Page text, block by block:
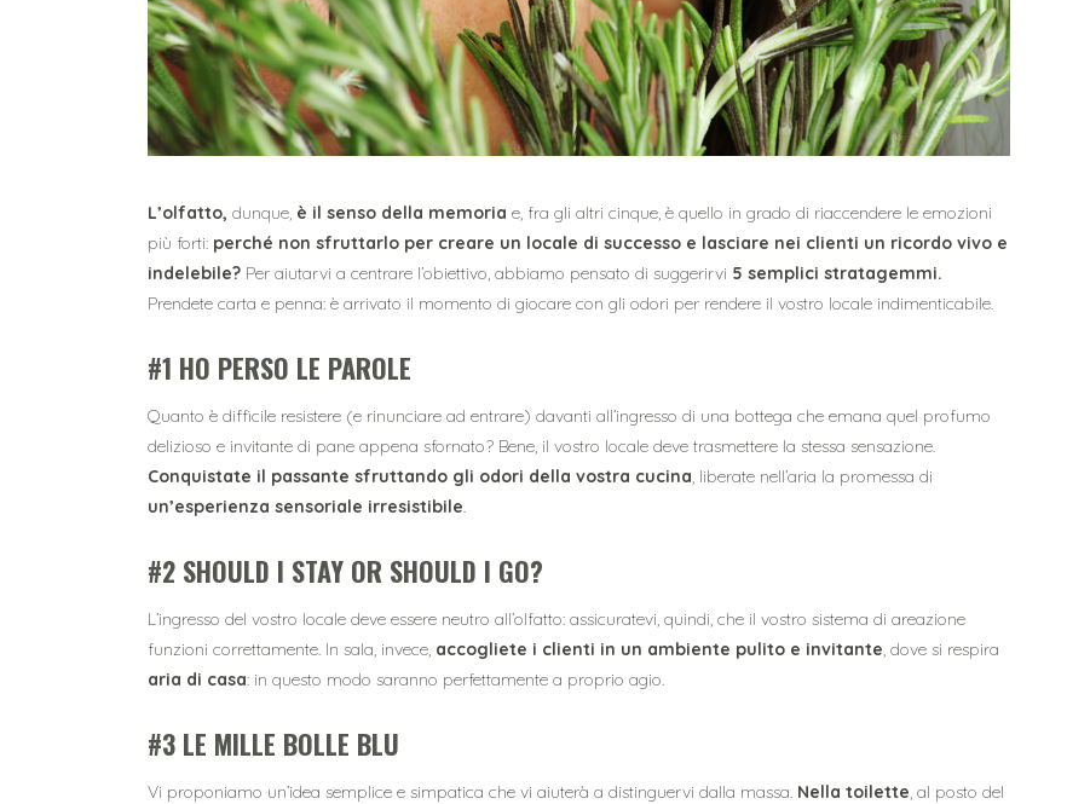
L’olfatto, dunque, è il senso della memoria e, fra gli altri cinque, è quello in grado di riaccendere le emozioni
più forti: perché non sfruttarlo per creare un locale di successo e lasciare nei clienti un ricordo vivo e
indelebile? Per aiutarvi a centrare l’obiettivo, abbiamo pensato di suggerirvi 5 semplici stratagemmi.
Prendete carta e penna: è arrivato il momento di giocare con gli odori per rendere il vostro locale indimenticabile.
#1 HO PERSO LE PAROLE
Quanto è difficile resistere (e rinunciare ad entrare) davanti all’ingresso di una bottega che emana quel profumo
delizioso e invitante di pane appena sfornato? Bene, il vostro locale deve trasmettere la stessa sensazione.
Conquistate il passante sfruttando gli odori della vostra cucina, liberate nell’aria la promessa di
un’esperienza sensoriale irresistibile.
#2 SHOULD I STAY OR SHOULD I GO?
L’ingresso del vostro locale deve essere neutro all’olfatto: assicuratevi, quindi, che il vostro sistema di areazione
funzioni correttamente. In sala, invece, accogliete i clienti in un ambiente pulito e invitante, dove si respira
aria di casa: in questo modo saranno perfettamente a proprio agio.
#3 LE MILLE BOLLE BLU
Vi proponiamo un’idea semplice e simpatica che vi aiuterà a distinguervi dalla massa. Nella toilette, al posto del